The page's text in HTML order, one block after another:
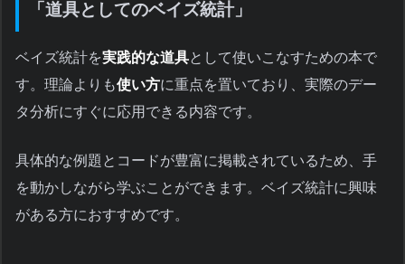
「道具としてのベイズ統計」
ベイズ統計を実践的な道具として使いこなすための本で
す。理論よりも使い方に重点を置いており、実際のデー
タ分析にすぐに応用できる内容です。
具体的な例題とコードが豊富に掲載されているため、手
を動かしながら学ぶことができます。ベイズ統計に興味
がある方におすすめです。